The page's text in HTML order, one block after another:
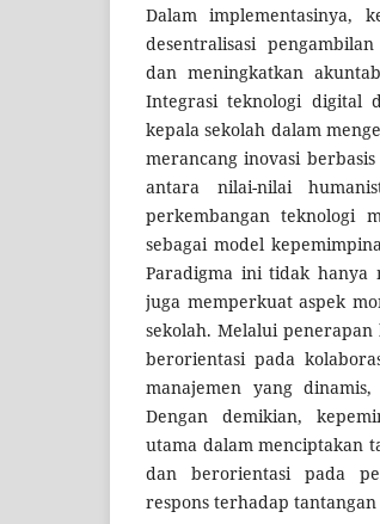
Dalam implementasinya,
desentralisasi
dan meningkatkan
Integrasi teknologi digital
kepala sekolah dalam
merancang inovasi
antara nilai-nilai
perkembangan teknologi
sebagai model
Paradigma ini tidak hanya
juga memperkuat aspek
sekolah. Melalui
berorientasi pada
manajemen yang
Dengan demikian,
utama dalam menciptakan
dan berorientasi pada
respons terhadap